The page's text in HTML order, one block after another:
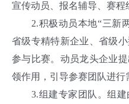
宣传动员、报名辅导、赛程
2.积极动员本地“三新两
省级专精特新企业、省级
参与比赛。动员龙头企业
领作用，引导参赛团队进行
3.组建专家团队。组建